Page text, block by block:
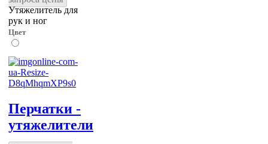
Утяжелитель для
рук и ног
Цвет
Перчатки -
утяжелители